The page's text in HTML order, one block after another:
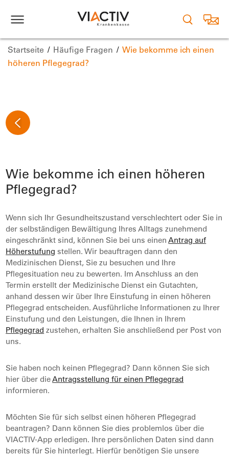
Startseite Häufige Fragen
Wie bekomme ich einen
höheren Pflegegrad?
Wie bekomme ich einen höheren
Pflegegrad?
Wenn sich Ihr Gesundheitszustand verschlechtert oder Sie in
der selbständigen Bewältigung Ihres Alltags zunehmend
eingeschränkt sind, können Sie bei uns einenAntrag auf
Höherstufung stellen. Wir beauftragen dann den
Medizinischen Dienst, Sie zu besuchen und Ihre
Pflegesituation neu zu bewerten. Im Anschluss an den
Termin erstellt der Medizinische Dienst ein Gutachten,
anhand dessen wir über Ihre Einstufung in einen höheren
Pflegegrad entscheiden. Ausführliche Informationen zu Ihrer
Einstufung und den Leistungen, die Ihnen in Ihrem
Pflegegrad zustehen, erhalten Sie anschließend per Post von
uns.
Sie haben noch keinen Pflegegrad? Dann können Sie sich
hier über dieAntragsstellung für einen Pflegegrad
informieren.
Möchten Sie für sich selbst einen höheren Pflegegrad
beantragen? Dann können Sie dies problemlos über die
VIACTIV-App erledigen. Ihre persönlichen Daten sind dann
bereits für Sie hinterlegt. Hierfür benötigen Sie unsere